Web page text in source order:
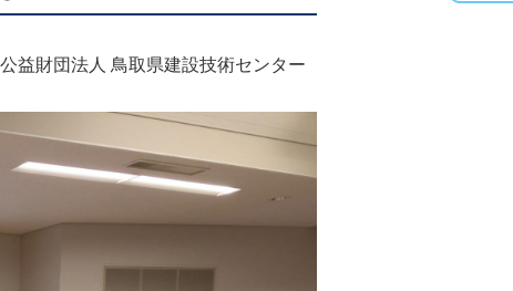
益財団法人 鳥取県建設技術センター